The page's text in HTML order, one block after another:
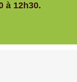
à 12h30.